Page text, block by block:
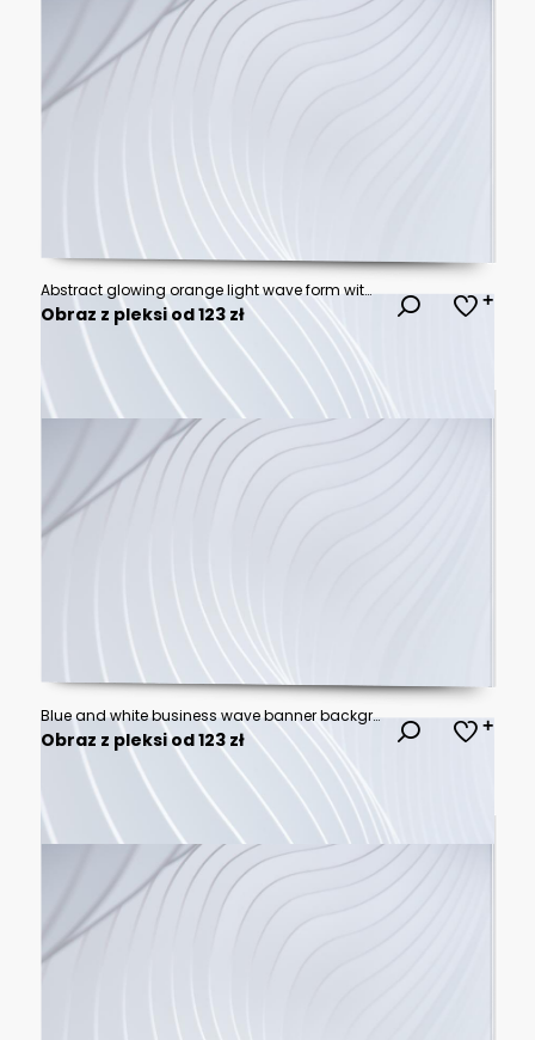
Abstract glowing orange light wave form with soft blurred gradient and dark atmospheric texture
Obraz z pleksi od 123 zł
Blue and white business wave banner background
Obraz z pleksi od 123 zł